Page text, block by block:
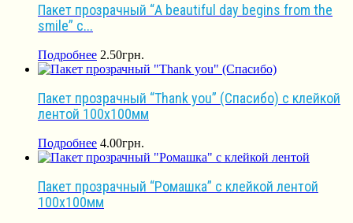
Пакет прозрачный “A beautiful day begins from the
smile” с...
Подробнее 2.50грн.
Пакет прозрачный “Thank you” (Спасибо) с клейкой
лентой 100х100мм
Подробнее 4.00грн.
Пакет прозрачный “Ромашка” с клейкой лентой
100х100мм